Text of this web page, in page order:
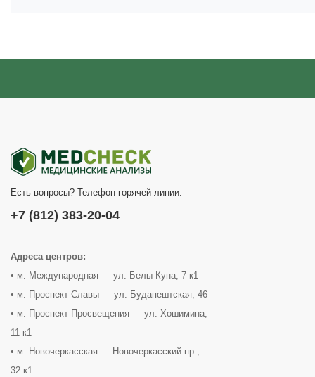
Есть вопросы? Телефон горячей линии:
+7 (812) 383-20-04
Адреса центров:
• м. Международная — ул. Белы Куна, 7 к1
• м. Проспект Славы — ул. Будапештская, 46
• м. Проспект Просвещения — ул. Хошимина,
11 к1
• м. Новочеркасская — Новочеркасский пр.,
32 к1